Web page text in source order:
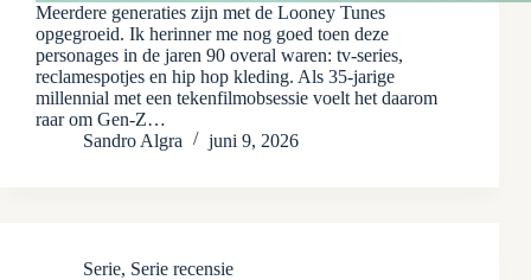
Meerdere generaties zijn met de Looney Tunes
opgegroeid. Ik herinner me nog goed toen deze
personages in de jaren 90 overal waren: tv-series,
reclamespotjes en hip hop kleding. Als 35-jarige
millennial met een tekenfilmobsessie voelt het daarom
raar om Gen-Z…
Sandro Algra
juni 9, 2026
Serie, Serie recensie